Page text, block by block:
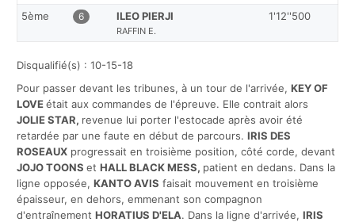
5ème 6 ILEO PIERJI
RAFFIN E.
1'12''500
Disqualifié(s) : 10-15-18
Pour passer devant les tribunes, à un tour de l'arrivée, KEY OF
LOVEétait aux commandes de l'épreuve. Elle contrait alors
JOLIE STAR, revenue lui porter l'estocade après avoir été
retardée par une faute en début de parcours. IRIS DES
ROSEAUX progressait en troisième position, côté corde, devant
JOJO TOONS et HALL BLACK MESS, patient en dedans. Dans la
ligne opposée, KANTO AVIS faisait mouvement en troisième
épaisseur, en dehors, emmenant son compagnon
d'entraînement HORATIUS D'ELA. Dans la ligne d'arrivée, IRIS